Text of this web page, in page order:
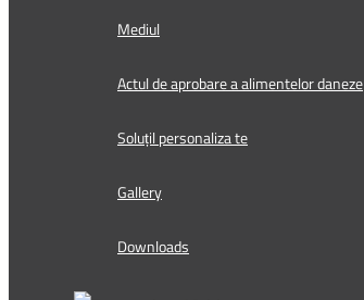
Mediul
Actul de aprobare a alimentelor daneze
Soluțil personaliza te
Gallery
Downloads